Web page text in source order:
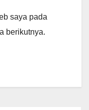
saya pada
berikutnya.